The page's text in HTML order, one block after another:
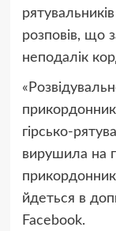
розповів, що
неподалік
гірсько-
вирушила на
йдеться в
Facebook.